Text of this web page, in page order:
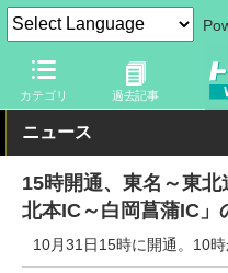
カテゴリ 過去記事
トラベル Watch 企業・政府
ニュース
15時開通、東名～東北
北本IC～白岡菖蒲IC」
10月31日15時に開通。10